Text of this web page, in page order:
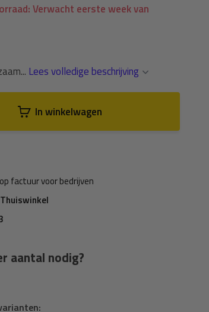
Verwacht eerste week van
Lees volledige beschrijving
In winkelwagen
factuur voor bedrijven
Thuiswinkel
aantal nodig?